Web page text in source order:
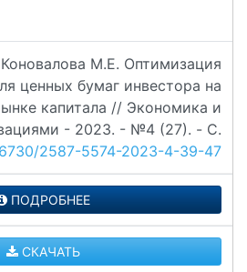
М.Е. Оптимизация
ценных бумаг инвестора на
капитала // Экономика и
- 2023. - №4 (27). - C.
2587-5574-2023-4-39-47
ПОДРОБНЕЕ
СКАЧАТЬ